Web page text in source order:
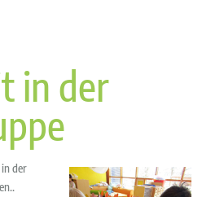
in der
der